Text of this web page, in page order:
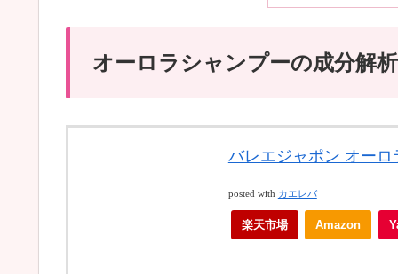
オーロラシャンプーの成分解析
バレエジャポン オー
posted with カエレバ
楽天市場 Amazon